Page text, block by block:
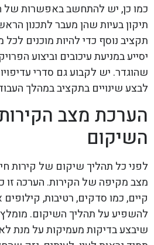
כמו כן, יש להתחשב באפשרות של
תיקון בעיות שהן מעבר לתכנון
תקציב נוסף כדי להיות מוכנים לכל
יסייע במניעת עיכובים וביצוע
שהוגדר. יש לקבוע גם סדרי
לבצע שינויים בתקציב במהלך
הערכת מצב
השיקום
לפני כל תהליך שיקום של קירות
מצב מקיפה של הקירות. הערכה זו
קיים, כמו סדקים, רטיבות, קילופים
להשפיע על תהליך השיקום.
שיבצע בדיקות מעמיקות על מנת